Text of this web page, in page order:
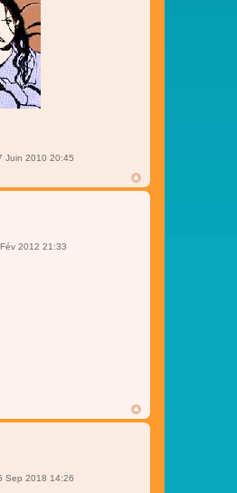
Juin 2010 20:45
2012 21:33
Sep 2018 14:26